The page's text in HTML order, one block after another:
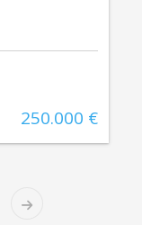
250.000 €